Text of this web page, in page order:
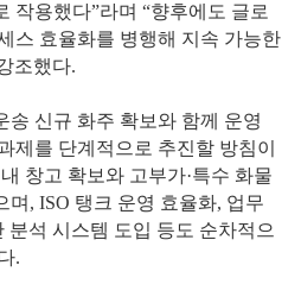
작용했다”라며 “향후에도 글로
스 효율화를 병행해 지속 가능한
조했다.
송 신규 화주 확보와 함께 운영
제를 단계적으로 추진할 방침이
창고 확보와 고부가·특수 화물
며, ISO 탱크 운영 효율화, 업무
분석 시스템 도입 등도 순차적으
.